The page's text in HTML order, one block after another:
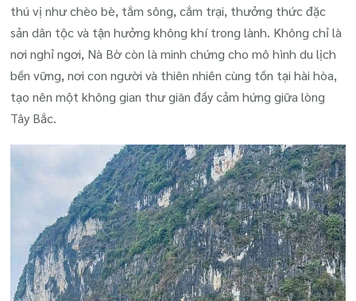
thú vị như chèo bè, tắm sông, cắm trại, thưởng thức đặc
sản dân tộc và tận hưởng không khí trong lành. Không chỉ là
nơi nghỉ ngơi, Nà Bờ còn là minh chứng cho mô hình du lịch
bền vững, nơi con người và thiên nhiên cùng tồn tại hài hòa,
tạo nên một không gian thư giãn đầy cảm hứng giữa lòng
Tây Bắc.